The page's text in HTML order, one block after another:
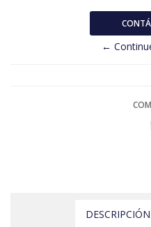
←
DESCRIPCIÓN